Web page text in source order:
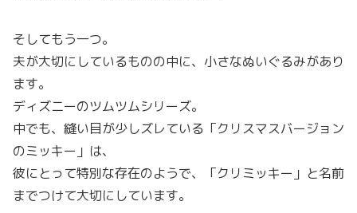
そしてもう一つ。
夫が大切にしているものの中に、小さなぬいぐるみがあり
ます。
ディズニーのツムツムシリーズ。
中でも、縫い目が少しズレている「クリスマスバージョン
のミッキー」は、
彼にとって特別な存在のようで、「クリミッキー」と名前
までつけて大切にしています。